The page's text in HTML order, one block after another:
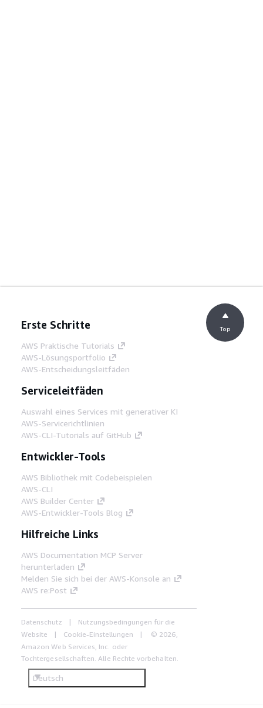
Erste Schritte
AWS Praktische Tutorials
AWS-Lösungsportfolio
AWS-Entscheidungsleitfäden
Serviceleitfäden
Auswahl eines Services mit generativer KI
AWS-Servicerichtlinien
AWS-CLI-Tutorials auf GitHub
Entwickler-Tools
AWS Bibliothek mit Codebeispielen
AWS-CLI
AWS Builder Center
AWS-Entwickler-Tools Blog
Hilfreiche Links
AWS Documentation MCP Server
herunterladen
Melden Sie sich bei der AWS-Konsole an
AWS re:Post
Datenschutz
Nutzungsbedingungen für die
Website
Cookie-Einstellungen
© 2026,
Amazon Web Services, Inc. oder
Tochtergesellschaften. Alle Rechte vorbehalten.
Deutsch
Top